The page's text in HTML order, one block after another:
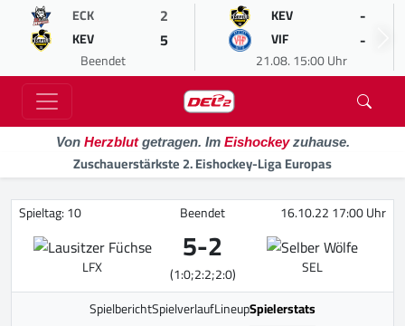
ECK 2
KEV 5
Beendet
KEV -
VIF -
21.08. 15:00 Uhr
Von Herzblutgetragen. Im Eishockeyzuhause.
Zuschauerstärkste 2. Eishockey-Liga Europas
Spieltag: 10 Beendet 16.10.22 17:00 Uhr
LFX 5-2
(1:0;2:2;2:0)
SEL
SpielberichtSpielverlaufLineupSpielerstats